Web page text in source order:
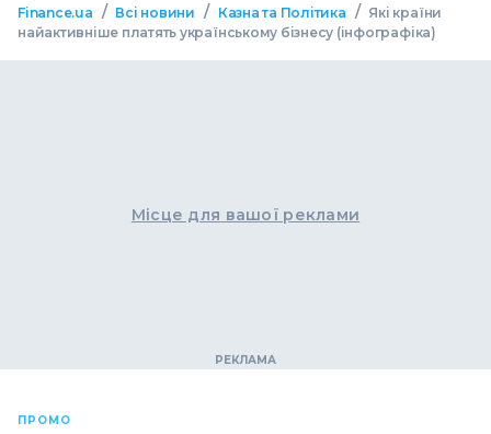
Finance.ua / Всі новини / Казна та Політика / Які країни
найактивніше платять українському бізнесу (інфографіка)
Місце для вашої реклами
ПРОМО